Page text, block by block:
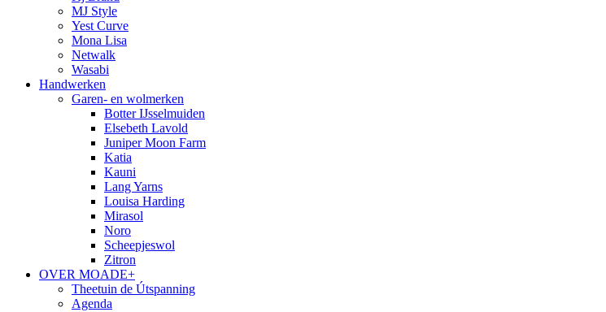
MJ Style
Yest Curve
Mona Lisa
Netwalk
Wasabi
Handwerken
Garen- en wolmerken
Botter IJsselmuiden
Elsebeth Lavold
Juniper Moon Farm
Katia
Kauni
Lang Yarns
Louisa Harding
Mirasol
Noro
Scheepjeswol
Zitron
OVER MOADE+
Theetuin de Útspanning
Agenda